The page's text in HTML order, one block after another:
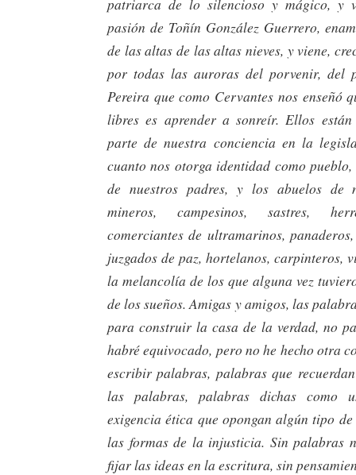
pasión de Toñín González Guerrero,
de las altas de las altas nieves, y viene,
por todas las auroras del porvenir, del
Pereira que como Cervantes nos enseñó
libres es aprender a sonreír. Ellos
parte de nuestra conciencia en la
cuanto nos otorga identidad como
de nuestros padres, y los abuelos de
mineros, campesinos, sastres,
comerciantes de ultramarinos,
juzgados de paz, hortelanos, carpinteros,
la melancolía de los que alguna vez
de los sueños. Amigas y amigos, las
para construir la casa de la verdad, no
habré equivocado, pero no he hecho otra
escribir palabras, palabras que
las palabras, palabras dichas como
exigencia ética que opongan algún tipo
las formas de la injusticia. Sin palabras
fijar las ideas en la escritura, sin